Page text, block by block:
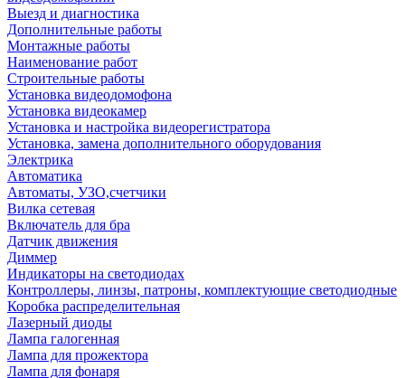
Выезд и диагностика
Дополнительные работы
Монтажные работы
Наименование работ
Строительные работы
Установка видеодомофона
Установка видеокамер
Установка и настройка видеорегистратора
Установка, замена дополнительного оборудования
Электрика
Автоматика
Автоматы, УЗО,счетчики
Вилка сетевая
Включатель для бра
Датчик движения
Диммер
Индикаторы на светодиодах
Контроллеры, линзы, патроны, комплектующие светодиодные
Коробка распределительная
Лазерный диоды
Лампа галогенная
Лампа для прожектора
Лампа для фонаря